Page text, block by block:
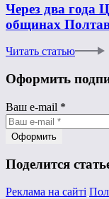
Через два
общинах
Читать статью
Оформить
Ваш e-mail *
Поделится
Реклама на сайті